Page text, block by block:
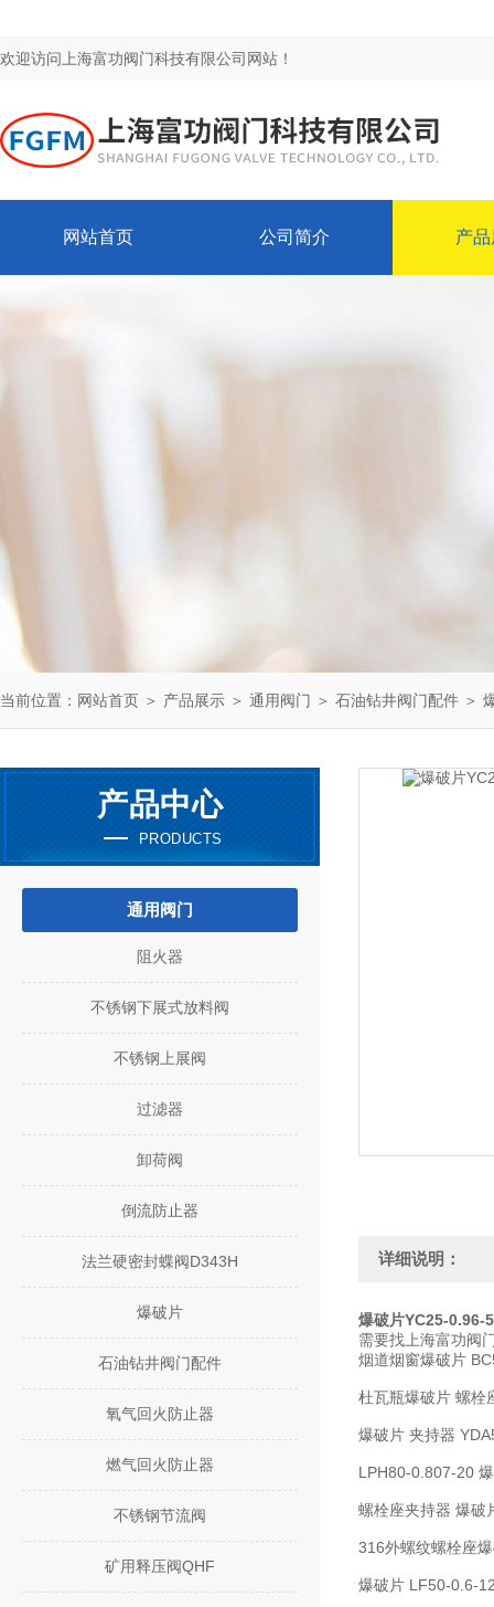
欢迎访问上海富功阀门科技有限公司网站！
网站首页 公司简介 产
当前位置： 网站首页 ＞ 产品展示 ＞ 通用阀门 ＞ 石油钻井阀门配件 ＞
产品中心
PRODUCTS
通用阀门
阻火器
不锈钢下展式放料阀
不锈钢上展阀
过滤器
卸荷阀
倒流防止器
法兰硬密封蝶阀D343H
爆破片
石油钻井阀门配件
氧气回火防止器
燃气回火防止器
不锈钢节流阀
矿用释压阀QHF
详细说明：
爆破片YC25-0.96-
需要找上海富功阀
烟道烟窗爆破片
杜瓦瓶爆破片 螺栓
爆破片 夹持器
LPH80-0.807-20
螺栓座夹持器 爆破
316外螺纹螺栓座
爆破片 LF50-0.6-